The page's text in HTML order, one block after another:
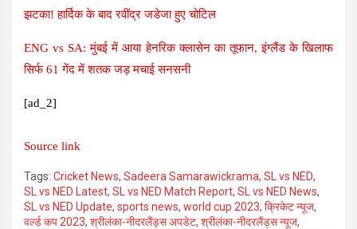
झटका! हार्दिक के बाद रवींद्र जडेजा हुए चोटिल
ENG vs SA: मुंबई में आया हेनरिक क्लासेन का तूफान, इंग्लैंड के खिलाफ
सिर्फ 61 गेंद में शतक जड़ मचाई सनसनी
[ad_2]
Source link
Tags: Cricket News, Sadeera Samarawickrama, SL vs NED,
SL vs NED Latest, SL vs NED Match Report, SL vs NED News,
SL vs NED Update, sports news, world cup 2023, क्रिकेट न्यूज,
वर्ल्ड कप 2023, श्रीलंका-नीदरलैंड्स अपडेट, श्रीलंका-नीदरलैंड्स न्यूज,